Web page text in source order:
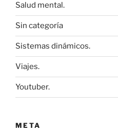
Salud mental.
Sin categoría
Sistemas dinámicos.
Viajes.
Youtuber.
META